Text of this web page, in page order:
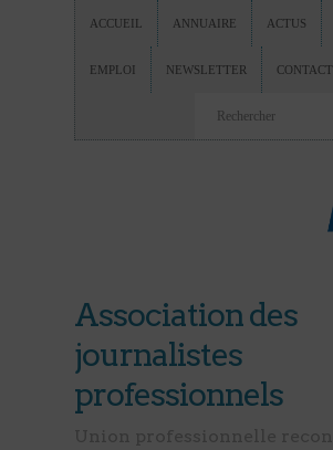
ACCUEIL ANNUAIRE ACTUS
EMPLOI NEWSLETTER CONTACT
Association des
journalistes
professionnels